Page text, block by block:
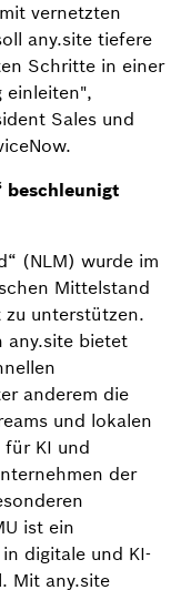
vernetzten
any.site tiefere
Schritte in einer
einleiten",
Sales und
(NLM) wurde im
Mittelstand
zu unterstützen.
any.site bietet
anderem die
und lokalen
KI und
der
ist ein
digitale und KI-
Mit any.site